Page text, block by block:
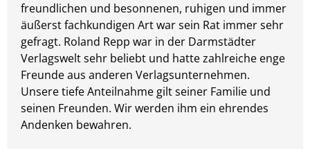
freundlichen und besonnenen, ruhigen und immer
äußerst fachkundigen Art war sein Rat immer sehr
gefragt. Roland Repp war in der Darmstädter
Verlagswelt sehr beliebt und hatte zahlreiche enge
Freunde aus anderen Verlagsunternehmen.
Unsere tiefe Anteilnahme gilt seiner Familie und
seinen Freunden. Wir werden ihm ein ehrendes
Andenken bewahren.